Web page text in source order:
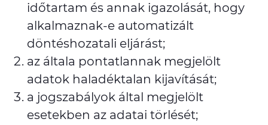
időtartam és annak igazolását, hogy
alkalmaznak-e automatizált
döntéshozatali eljárást;
az általa pontatlannak megjelölt
adatok haladéktalan kijavítását;
a jogszabályok által megjelölt
esetekben az adatai törlését;